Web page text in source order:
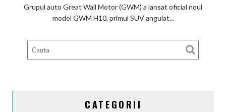
piața
Motor
lansează
Grupul auto Great Wall Motor (GWM) a lansat oficial noul
model GWM H10, primul SUV angulat...
CATEGORII